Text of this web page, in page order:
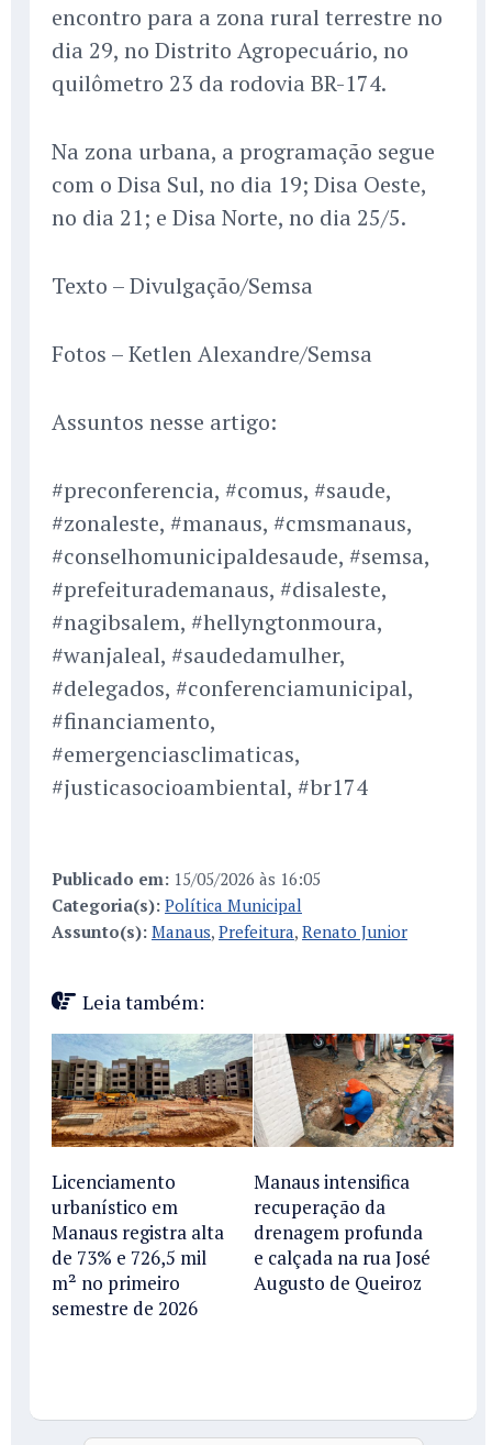
encontro para a zona rural terrestre no
dia 29, no Distrito Agropecuário, no
quilômetro 23 da rodovia BR-174.
Na zona urbana, a programação segue
com o Disa Sul, no dia 19; Disa Oeste,
no dia 21; e Disa Norte, no dia 25/5.
Texto – Divulgação/Semsa
Fotos – Ketlen Alexandre/Semsa
Assuntos nesse artigo:
#preconferencia, #comus, #saude,
#zonaleste, #manaus, #cmsmanaus,
#conselhomunicipaldesaude, #semsa,
#prefeiturademanaus, #disaleste,
#nagibsalem, #hellyngtonmoura,
#wanjaleal, #saudedamulher,
#delegados, #conferenciamunicipal,
#financiamento,
#emergenciasclimaticas,
#justicasocioambiental, #br174
Publicado em: 15/05/2026 às 16:05
Categoria(s): Política Municipal
Assunto(s): Manaus, Prefeitura, Renato Junior
Leia também:
Licenciamento
urbanístico em
Manaus registra alta
de 73% e 726,5 mil
m² no primeiro
semestre de 2026
Manaus intensifica
recuperação da
drenagem profunda
e calçada na rua José
Augusto de Queiroz